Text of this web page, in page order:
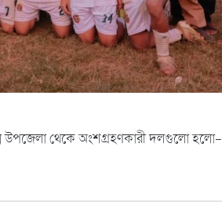
উপজেলা থেকে অংশগ্রহণকারী দলগুলো হলো-